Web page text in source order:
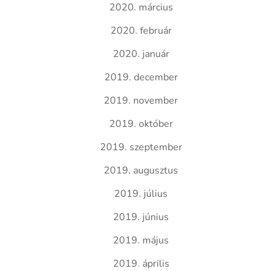
2020. március
2020. február
2020. január
2019. december
2019. november
2019. október
2019. szeptember
2019. augusztus
2019. július
2019. június
2019. május
2019. április